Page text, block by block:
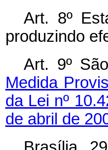
Art. 8º
produzindo
Art. 9º
Medida
da Lei nº
de abril de